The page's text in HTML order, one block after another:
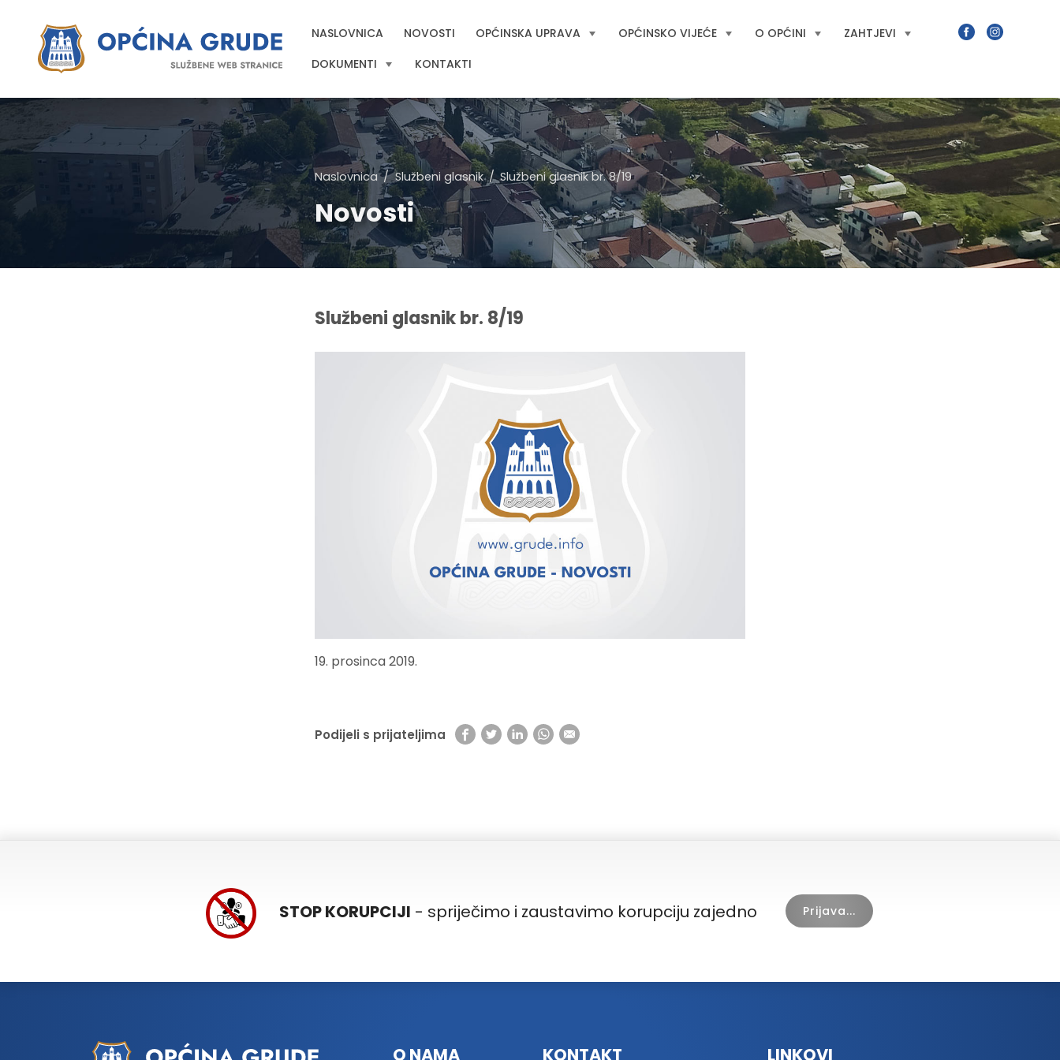
NASLOVNICA NOVOSTI OPĆINSKA UPRAVA OPĆINSKO VIJEĆE O OPĆINI
ZAHTJEVI
DOKUMENTI
KONTAKTI
Naslovnica Službeni glasnik Službeni glasnik br. 8/19
Novosti
Službeni glasnik br. 8/19
19. prosinca 2019.
Podijeli s prijateljima
STOP KORUPCIJI - spriječimo i zaustavimo korupciju zajedno Prijava...
O NAMA KONTAKT LINKOVI